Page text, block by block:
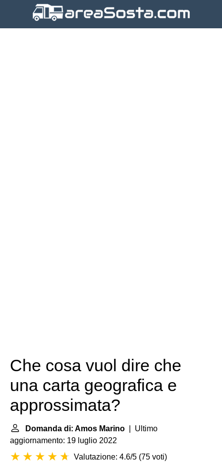
Che cosa vuol dire che
una carta geografica e
approssimata?
Domanda di: Amos Marino | Ultimo
aggiornamento: 19 luglio 2022
Valutazione: 4.6/5 (75 voti)